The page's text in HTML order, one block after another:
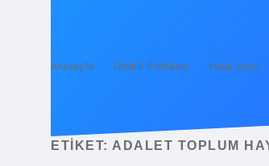
Anasayfa Gizlilik Politikası Yasal Uyarı
ETIKET: ADALET TOPLUM